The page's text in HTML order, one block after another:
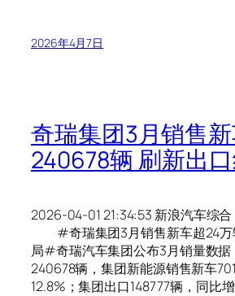
2026年4月7日
奇瑞集团3月销售
240678辆 刷新出
2026-04-01 21:34:53 新浪汽车综合
#奇瑞集团3月销售新车超24
局#奇瑞汽车集团公布3月销量数
240678辆，集团新能源销售新车
12.8%；集团出口148777辆，同比增